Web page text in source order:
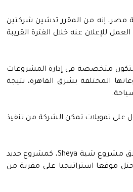
مصر، إنه من المقرر تدشين شركتين
للإعلان عنه خلال الفترة القريبة
ستكون متخصصة فى إدارة المشروعات
المختلفة بشرق القاهرة، نتيجة
علي تمويلات تمكن الشركة من تنفيذ
وفي سياق منفصل، أعلنت شركة مدينة مصر، مطلع الشهر الجاري، عن إطلاق مشروع شية Sheya، كمشروع جديد
الذي يمتد على مساحة 228.212 متر مربع ويحتل موقعا استراتيجيا على مقربة من